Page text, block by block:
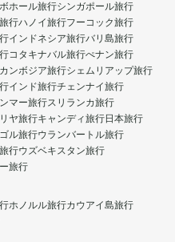
ボホール旅行シンガポール旅行
行ハノイ旅行フーコック旅行
インドネシア旅行バリ島旅行
コタキナバル旅行ぺナン旅行
カンボジア旅行シェムリアップ旅行
インド旅行チェンナイ旅行
マー旅行スリランカ旅行
ヤ旅行キャンディ旅行日本旅行
ル旅行ウランバートル旅行
行ウズベキスタン旅行
旅行
ホノルル旅行カウアイ島旅行